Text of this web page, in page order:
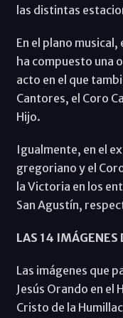
las distintas
En el plano
ha compuesto una
acto en el que
Cantores, el Coro
Hijo.
Igualmente, en el
gregoriano y el
la Victoria en los
San Agustín,
LAS 14 IMÁGENES
Las imágenes que
Jesús Orando en el
Cristo de la